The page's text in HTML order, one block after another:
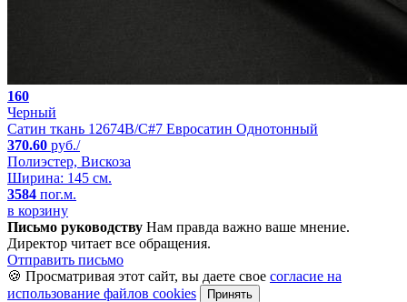
160
Черный
Сатин ткань 12674B/C#7 Евросатин Однотонный
370.60 руб./
Полиэстер, Вискоза
Ширина: 145 см.
3584 пог.м.
в корзину
Письмо руководству Нам правда важно ваше мнение.
Директор читает все обращения.
Отправить письмо
🍪 Просматривая этот сайт, вы даете свое согласие на
использование файлов cookies
Принять